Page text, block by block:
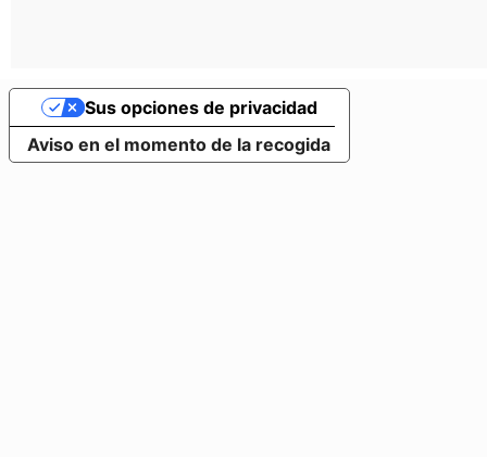
Aviso en el momento de la recogida
Sus opciones de privacidad